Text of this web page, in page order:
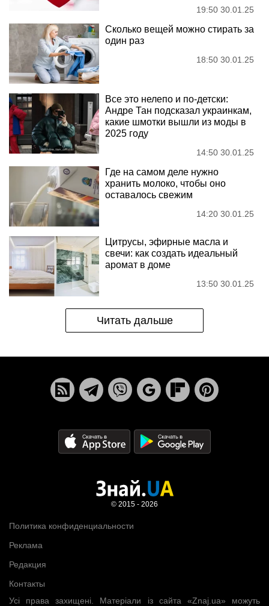
19:50 30.01.25
Сколько вещей можно стирать за
один раз
18:50 30.01.25
Все это нелепо и по-детски:
Андре Тан подсказал украинкам,
какие шмотки вышли из моды в
2025 году
14:50 30.01.25
Где на самом деле нужно
хранить молоко, чтобы оно
оставалось свежим
14:20 30.01.25
Цитрусы, эфирные масла и
свечи: как создать идеальный
аромат в доме
13:50 30.01.25
Читать дальше
Усі права захищені. Матеріали із сайта «Znaj.ua» можуть
Политика конфиденциальности
Реклама
Редакция
Контакты
© 2015 - 2026